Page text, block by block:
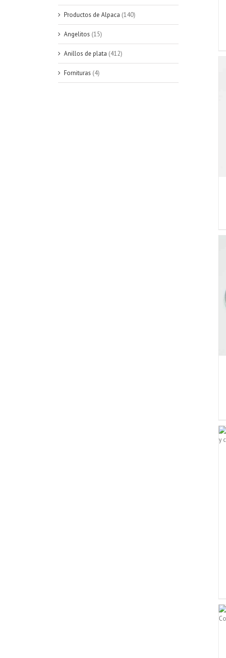
Productos de Alpaca (140)
Angelitos (15)
Anillos de plata (412)
Fornituras (4)